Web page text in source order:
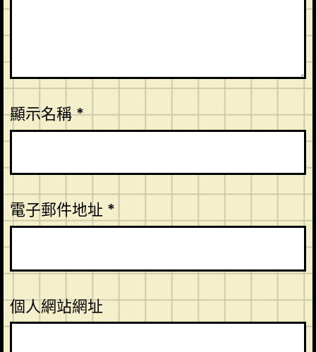
顯示名稱*
電子郵件地址 *
個人網站網址